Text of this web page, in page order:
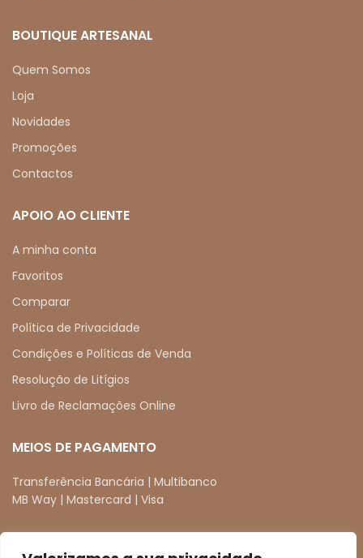
BOUTIQUE ARTESANAL
Quem Somos
Loja
Novidades
Promoções
Contactos
APOIO AO CLIENTE
A minha conta
Favoritos
Comparar
Política de Privacidade
Condições e Políticas de Venda
Resolução de Litígios
Livro de Reclamações Online
MEIOS DE PAGAMENTO
Transferência Bancária | Multibanco
MB Way | Mastercard | Visa